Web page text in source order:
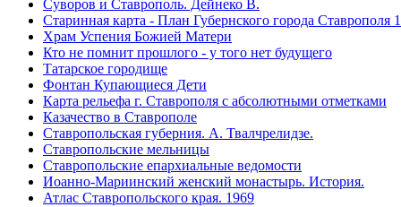
Суворов и Ставрополь. Дейнеко В.
Старинная карта - План Губернского города Ставрополя
Храм Успения Божией Матери
Кто не помнит прошлого - у того нет будущего
Татарское городище
Фонтан Купающиеся Дети
Карта рельефа г. Ставрополя с абсолютными отметками
Казачество в Ставрополе
Ставропольская губерния. А. Твалчрелидзе.
Ставропольские мельницы
Ставропольские епархиальные ведомости
Иоанно-Мариинский женский монастырь. История.
Атлас Ставропольского края. 1969